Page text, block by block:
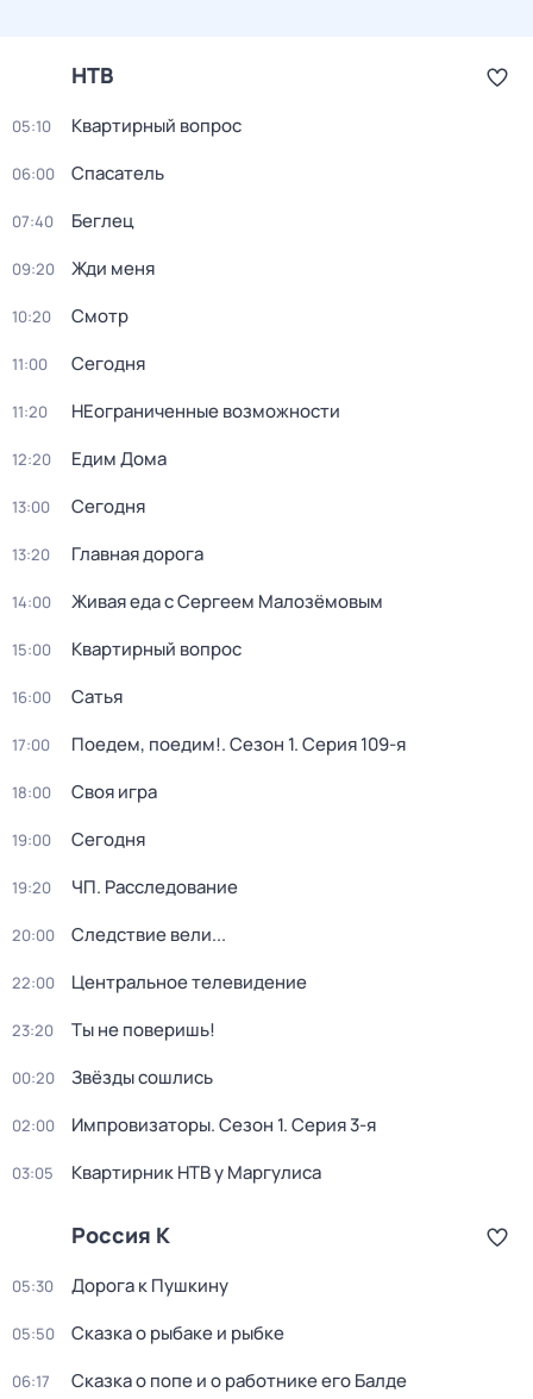
НТВ
05:10 Квартирный вопрос
06:00 Спасатель
07:40 Беглец
09:20 Жди меня
10:20 Смотр
11:00 Сегодня
11:20 НЕограниченные возможности
12:20 Едим Дома
13:00 Сегодня
13:20 Главная дорога
14:00 Живая еда с Сергеем Малозёмовым
15:00 Квартирный вопрос
16:00 Сатья
17:00 Поедем, поедим!. Сезон 1. Серия 109-я
18:00 Своя игра
19:00 Сегодня
19:20 ЧП. Расследование
20:00 Следствие вели...
22:00 Центральное телевидение
23:20 Ты не поверишь!
00:20 Звёзды сошлись
02:00 Импровизаторы. Сезон 1. Серия 3-я
03:05 Квартирник НТВ у Маргулиса
Россия К
05:30 Дорога к Пушкину
05:50 Сказка о рыбаке и рыбке
06:17 Сказка о попе и о работнике его Балде